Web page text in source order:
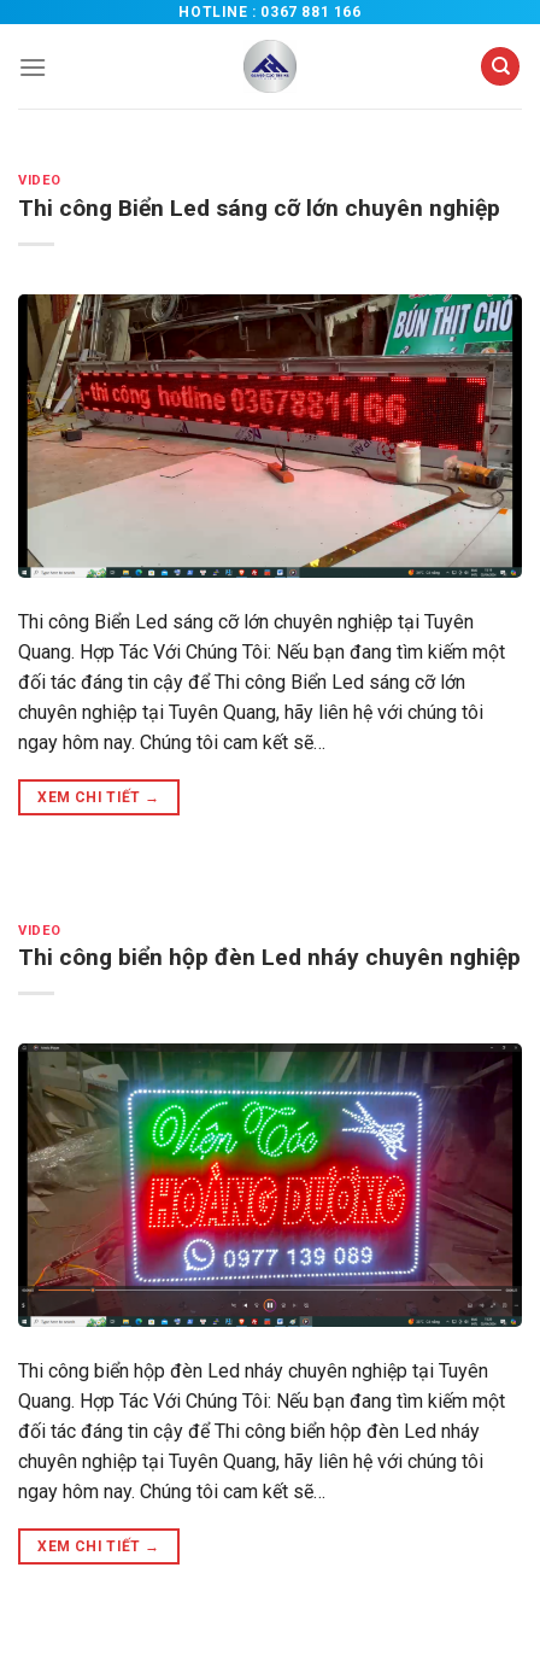
nội
HOTLINE : 0367 881 166
VIDEO
Thi công Biển Led sáng cỡ lớn chuyên nghiệp
Thi công Biển Led sáng cỡ lớn chuyên nghiệp tại Tuyên
Quang. Hợp Tác Với Chúng Tôi: Nếu bạn đang tìm kiếm một
đối tác đáng tin cậy để Thi công Biển Led sáng cỡ lớn
chuyên nghiệp tại Tuyên Quang, hãy liên hệ với chúng tôi
ngay hôm nay. Chúng tôi cam kết sẽ…
XEM CHI TIẾT →
VIDEO
Thi công biển hộp đèn Led nháy chuyên nghiệp
Thi công biển hộp đèn Led nháy chuyên nghiệp tại Tuyên
Quang. Hợp Tác Với Chúng Tôi: Nếu bạn đang tìm kiếm một
đối tác đáng tin cậy để Thi công biển hộp đèn Led nháy
chuyên nghiệp tại Tuyên Quang, hãy liên hệ với chúng tôi
ngay hôm nay. Chúng tôi cam kết sẽ…
XEM CHI TIẾT →